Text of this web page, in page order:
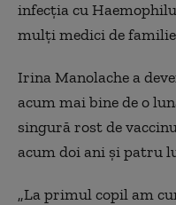
infecția cu
mulţi medici de
Irina Manolache a
acum mai bine de o
singură rost de
acum doi ani şi patru
„La primul copil am